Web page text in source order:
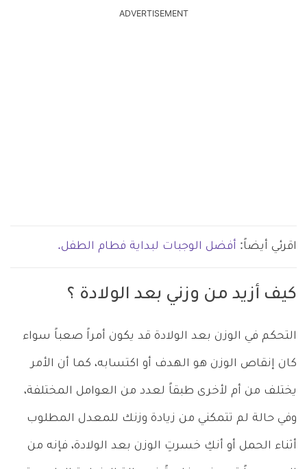
ADVERTISEMENT
اقرئي أيضاً: أفضل الوجبات لبداية فطام الطفل.
كيف أزيد من وزني بعد الولادة ؟
التحكم في الوزن بعد الولادة قد يكون أمراً صعباً سواء
كان إنقاص الوزن هو الهدف أو اكتسابه، كما أن الأمر
يختلف من أم لأخرى طبقاً لعدد من العوامل المختلفة،
وفي حالة لم تتمكني من زيادة وزنك للمعدل المطلوب
أثناء الحمل أو أنكِ خسرتِ الوزن بعد الولادة، فإنه من